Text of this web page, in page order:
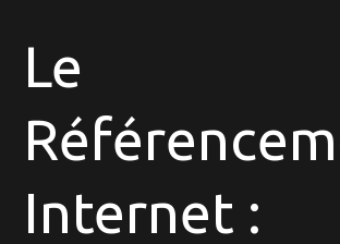
Référencement
Internet
Comment
Le
Internet :